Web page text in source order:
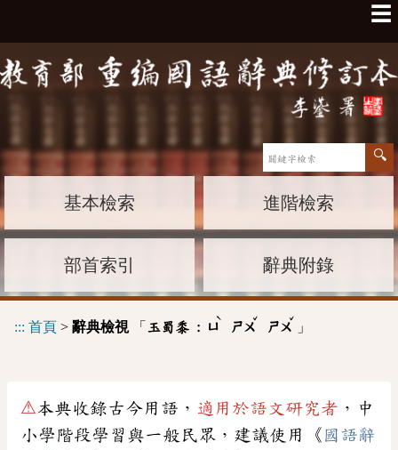
☰
基本檢索 進階檢索
部首索引 辭典附錄
::: 首頁 > 辭典檢視「 玉蜀黍 : ㄩ
ˋ
ㄕㄨ
ˇ
ㄕㄨ
ˇ
」
⚠本典收錄古今用語， 適用於語文研究者 ，中
小學階段學習與一般民眾，建議使用《 國語辭